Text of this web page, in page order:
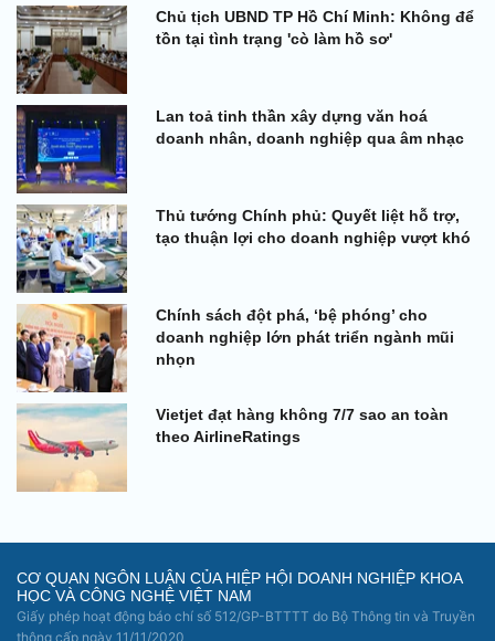
Chủ tịch UBND TP Hồ Chí Minh: Không để
tồn tại tình trạng 'cò làm hồ sơ'
Lan toả tinh thần xây dựng văn hoá
doanh nhân, doanh nghiệp qua âm nhạc
Thủ tướng Chính phủ: Quyết liệt hỗ trợ,
tạo thuận lợi cho doanh nghiệp vượt khó
Chính sách đột phá, ‘bệ phóng’ cho
doanh nghiệp lớn phát triển ngành mũi
nhọn
Vietjet đạt hàng không 7/7 sao an toàn
theo AirlineRatings
CƠ QUAN NGÔN LUẬN CỦA HIỆP HỘI DOANH NGHIỆP KHOA
HỌC VÀ CÔNG NGHỆ VIỆT NAM
Giấy phép hoạt động báo chí số 512/GP-BTTTT do Bộ Thông tin và Truyền
thông cấp ngày 11/11/2020